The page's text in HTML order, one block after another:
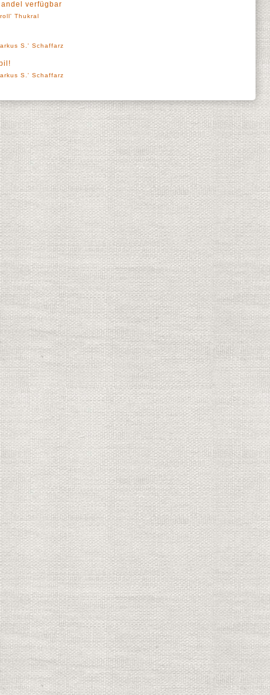
verfügbar
Thukral
S.' Schaffarz
S.' Schaffarz